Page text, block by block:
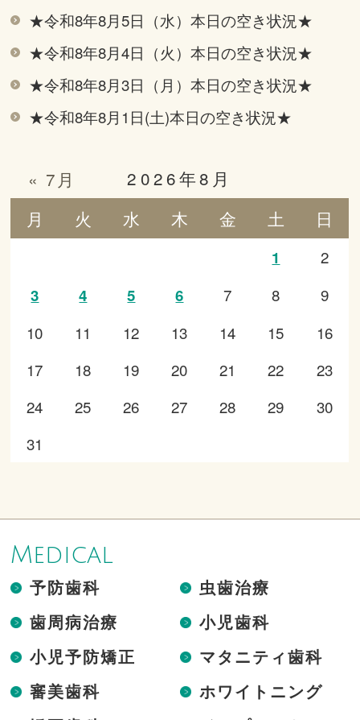
★令和8年8月5日（水）本日の空き状況★
★令和8年8月4日（火）本日の空き状況★
★令和8年8月3日（月）本日の空き状況★
★令和8年8月1日(土)本日の空き状況★
2026年8月
月
火 水 木 金 土 日
« 7月
1
2
3
4 5 6 7 8
9
10
11 12 13 14 15
16
17
18 19 20 21 22
23
24
25 26 27 28 29
30
31
Medical
予防歯科
虫歯治療
歯周病治療
小児歯科
小児予防矯正
マタニティ歯科
審美歯科
ホワイトニング